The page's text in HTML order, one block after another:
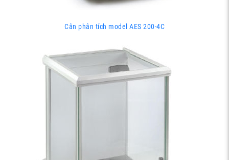
Cân phân tích model AES 200-4C